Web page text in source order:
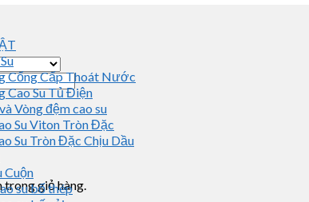
trong giỏ hàng.
Cống Cấp Thoát Nước
Cao Su Tủ Điện
Vòng đệm cao su
Su Viton Tròn Đặc
Su Tròn Đặc Chịu Dầu
Cuộn
su bố thép